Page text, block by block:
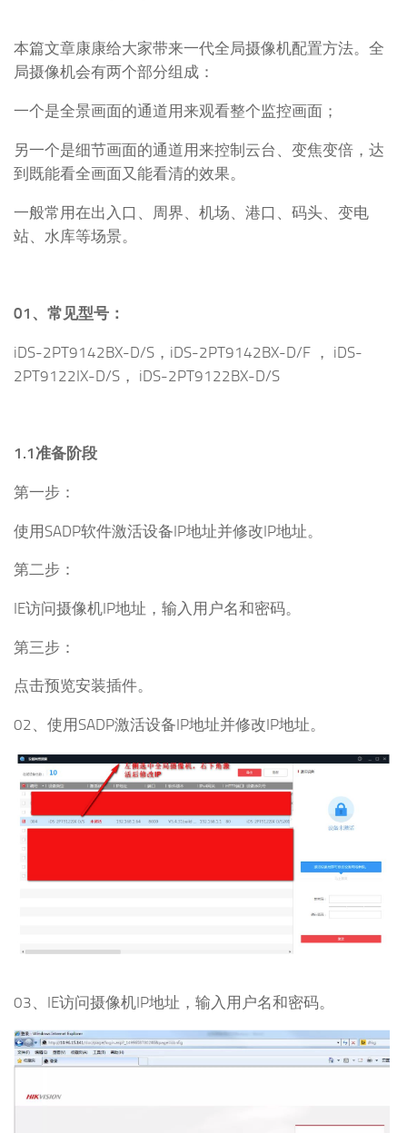
本篇文章康康给大家带来一代全局摄像机配置方法。全
局摄像机会有两个部分组成：
一个是全景画面的通道用来观看整个监控画面；
另一个是细节画面的通道用来控制云台、变焦变倍，达
到既能看全画面又能看清的效果。
一般常用在出入口、周界、机场、港口、码头、变电
站、水库等场景。
01、常见型号：
iDS-2PT9142BX-D/S，iDS-2PT9142BX-D/F ， iDS-
2PT9122IX-D/S， iDS-2PT9122BX-D/S
1.1准备阶段
第一步：
使用SADP软件激活设备IP地址并修改IP地址。
第二步：
IE访问摄像机IP地址，输入用户名和密码。
第三步：
点击预览安装插件。
02、使用SADP激活设备IP地址并修改IP地址。
03、IE访问摄像机IP地址，输入用户名和密码。